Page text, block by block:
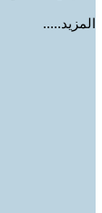
المزيد.....